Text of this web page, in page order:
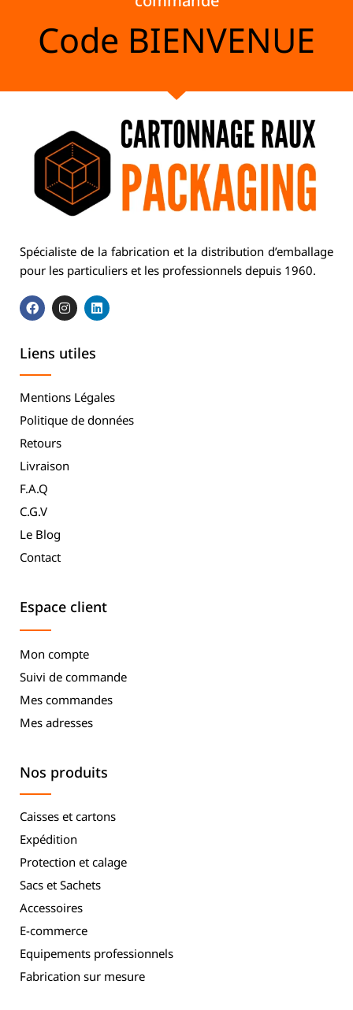
Code BIENVENUE
Spécialiste de la fabrication et la distribution d’emballage
pour les particuliers et les professionnels depuis 1960.
Liens utiles
Mentions Légales
Politique de données
Retours
Livraison
F.A.Q
C.G.V
Le Blog
Contact
Espace client
Mon compte
Suivi de commande
Mes commandes
Mes adresses
Nos produits
Caisses et cartons
Expédition
Protection et calage
Sacs et Sachets
Accessoires
E-commerce
Equipements professionnels
Fabrication sur mesure